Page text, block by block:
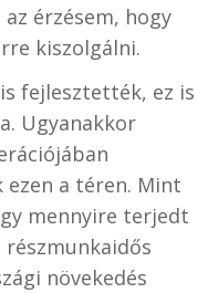
érzésem, hogy
kiszolgálni.
fejlesztették, ez is
Ugyanakkor
a téren. Mint
mennyire terjedt
növekedés